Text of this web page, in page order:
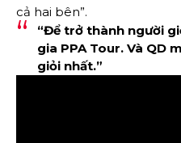
cả hai bên”.
“Để trở thành người
gia PPA Tour. Và QD
giỏi nhất.”